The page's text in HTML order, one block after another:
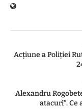
Acțiune a Poliției
Alexandru
atacuri”.